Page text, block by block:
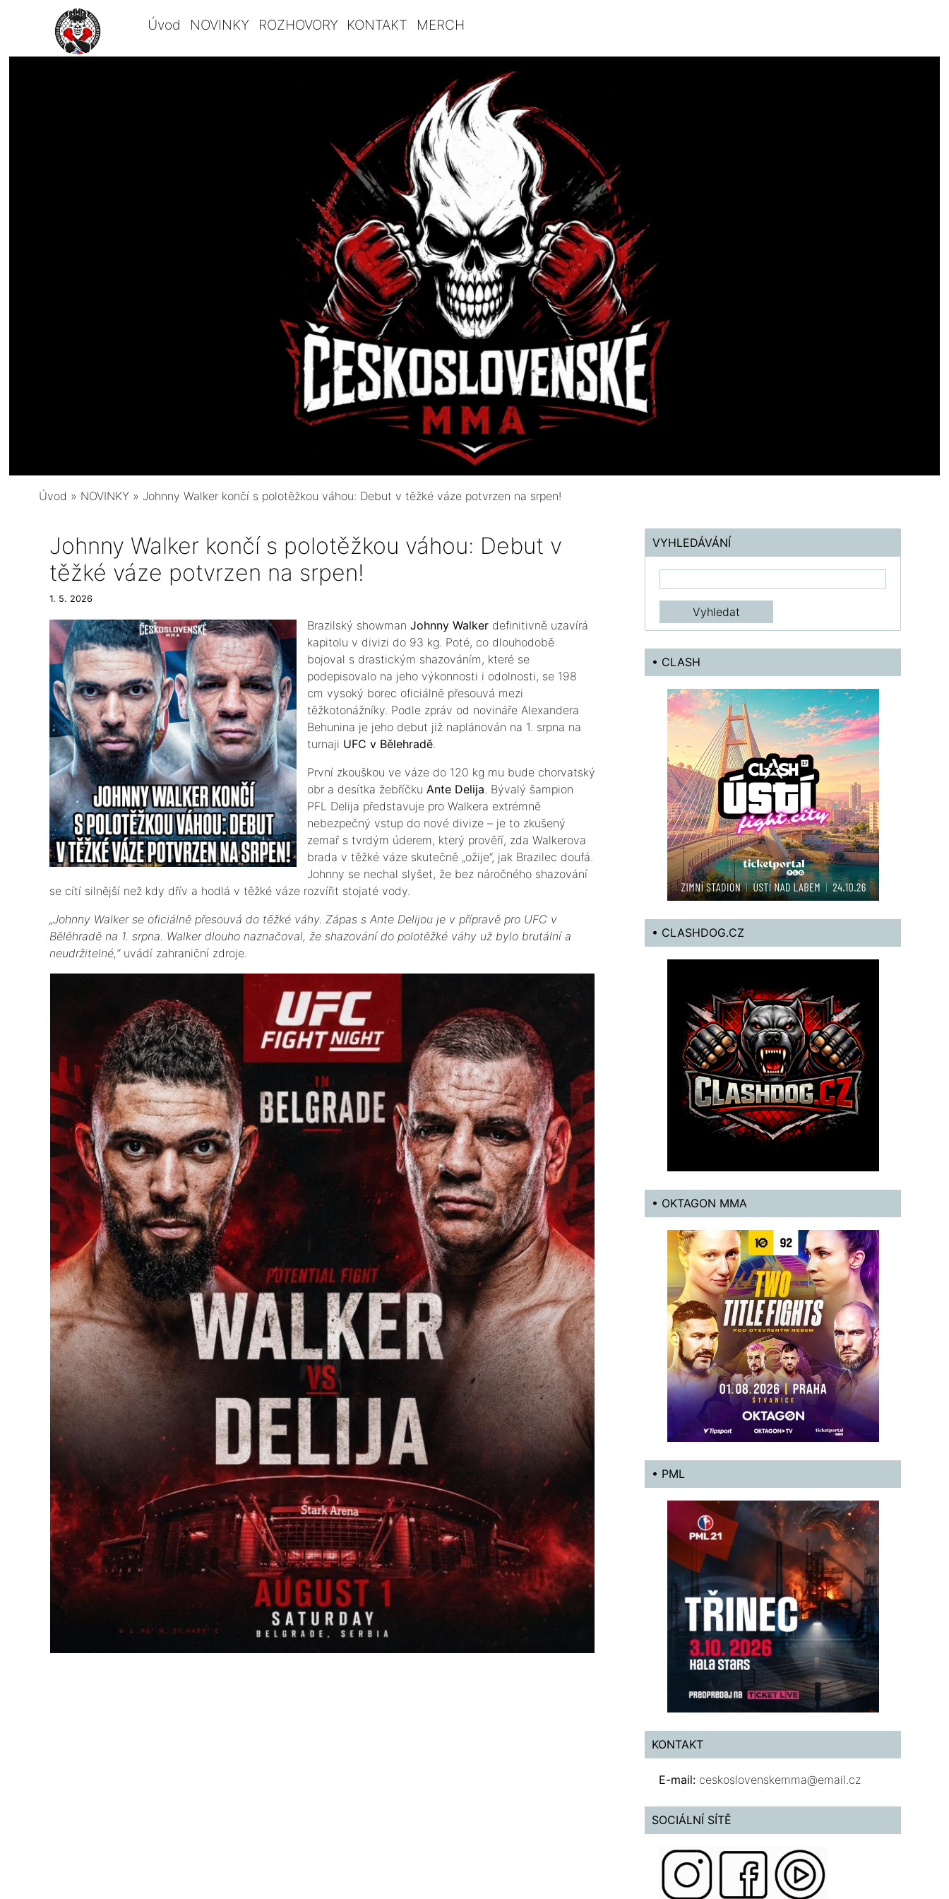
Úvod NOVINKY ROZHOVORY KONTAKT MERCH
Úvod » NOVINKY » Johnny Walker končí s polotěžkou váhou: Debut v těžké váze potvrzen na srpen!
Johnny Walker končí s polotěžkou váhou: Debut v
těžké váze potvrzen na srpen!
1. 5. 2026
​Brazilský showman Johnny Walker definitivně uzavírá
kapitolu v divizi do 93 kg. Poté, co dlouhodobě
bojoval s drastickým shazováním, které se
podepisovalo na jeho výkonnosti i odolnosti, se 198
cm vysoký borec oficiálně přesouvá mezi
těžkotonážníky. Podle zpráv od novináře Alexandera
Behunina je jeho debut již naplánován na 1. srpna na
turnaji UFC v Bělehradě
​První zkouškou ve váze do 120 kg mu bude chorvatský
obr a desítka žebříčku Ante Delija . Bývalý šampion
PFL Delija představuje pro Walkera extrémně
nebezpečný vstup do nové divize – je to zkušený
zemař s tvrdým úderem, který prověří, zda Walkerova
brada v těžké váze skutečně „ožije“, jak Brazilec doufá.
Johnny se nechal slyšet, že bez náročného shazování
se cítí silnější než kdy dřív a hodlá v těžké váze rozvířit stojaté vody.
​„Johnny Walker se oficiálně přesouvá do těžké váhy. Zápas s Ante Delijou je v přípravě pro UFC v
Bělěhradě na 1. srpna. Walker dlouho naznačoval, že shazování do polotěžké váhy už bylo brutální a
neudržitelné,“uvádí zahraniční zdroje.
VYHLEDÁVÁNÍ
• CLASH
• CLASHDOG.CZ
• OKTAGON MMA
• PML
KONTAKT
E-mail: ceskoslovenskemma@email.cz
SOCIÁLNÍ SÍTĚ